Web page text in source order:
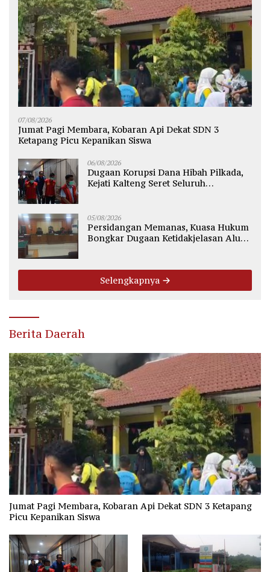
07/08/2026
Jumat Pagi Membara, Kobaran Api Dekat SDN 3
Ketapang Picu Kepanikan Siswa
06/08/2026
Dugaan Korupsi Dana Hibah Pilkada,
Kejati Kalteng Seret Seluruh
05/08/2026
Persidangan Memanas, Kuasa Hukum
Bongkar Dugaan Ketidakjelasan Alur
Selengkapnya
Berita Daerah
Jumat Pagi Membara, Kobaran Api Dekat SDN 3 Ketapang
Picu Kepanikan Siswa